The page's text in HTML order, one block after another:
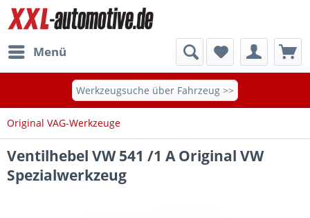
Menü
Werkzeugsuche über Fahrzeug >>
Original VAG-Werkzeuge
Ventilhebel VW 541 /1 A Original VW
Spezialwerkzeug